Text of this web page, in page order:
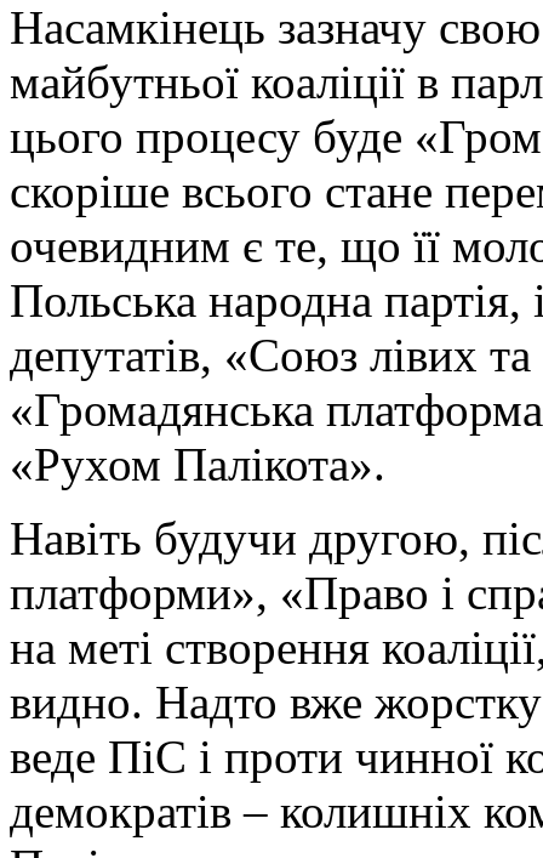
Насамкінець зазначу
майбутньої коаліції в
цього процесу буде
скоріше всього стане
очевидним є те, що її
Польська народна
депутатів, «Союз лівих
«Громадянська
«Рухом Палікота».
Навіть будучи другою,
платформи», «Право і
на меті створення
видно. Надто вже
веде ПіС і проти чинної
демократів – колишніх